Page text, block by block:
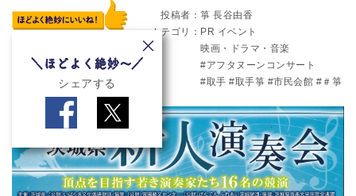
シェアする
投稿者
箏 長谷由香
カテゴリ
PR イベント
映画・ドラマ・音楽
アフタヌーンコンサート
取手
取手箏 市民会館 ＃箏